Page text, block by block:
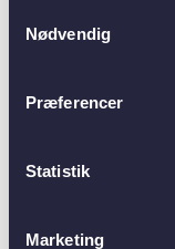
Nødvendig
Præferencer
Statistik
Marketing